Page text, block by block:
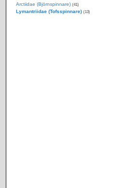
Arctiidae (Björnspinnare) (41)
Lymantriidae (Tofsspinnare) (13)